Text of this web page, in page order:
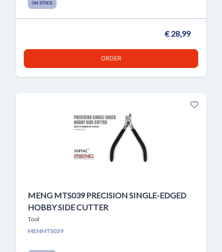
ON STOCK
€ 28,99
ORDER
MENG MTS039 PRECISION SINGLE-EDGED
HOBBY SIDE CUTTER
Tool
MENMTS039